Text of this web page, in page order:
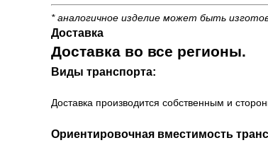
* аналогичное изделие может быть
Доставка
Доставка во все регионы.
Виды транспорта:
Доставка производится собственным и
Ориентировочная вместимость